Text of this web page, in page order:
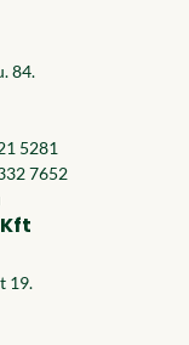
84.
5281
7652
19.